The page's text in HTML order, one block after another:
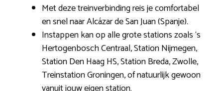
Met deze treinverbinding reis je comfortabel
en snel naar Alcázar de San Juan (Spanje).
Instappen kan op alle grote stations zoals ‘s
Hertogenbosch Centraal, Station Nijmegen,
Station Den Haag HS, Station Breda, Zwolle,
Treinstation Groningen, of natuurlijk gewoon